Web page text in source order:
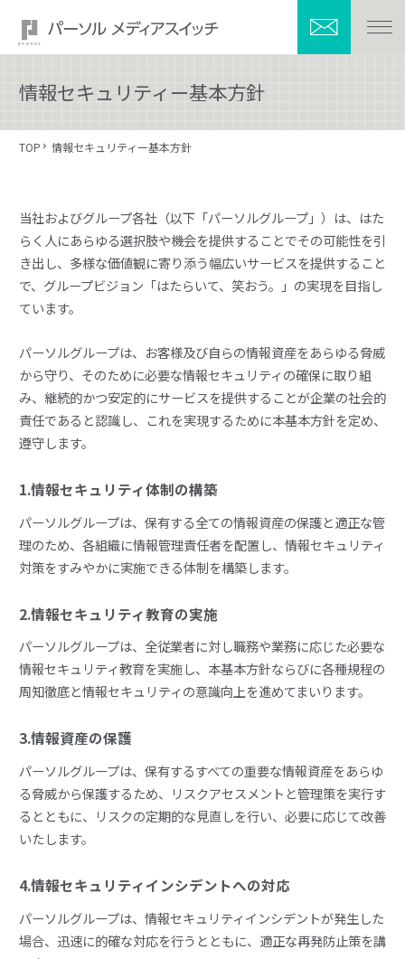
情報セキュリティー基本方針
TOP 情報セキュリティー基本方針
当社およびグループ各社（以下「パーソルグループ」）は、はた
らく人にあらゆる選択肢や機会を提供することでその可能性を引
き出し、多様な価値観に寄り添う幅広いサービスを提供すること
で、グループビジョン「はたらいて、笑おう。」の実現を目指し
ています。
パーソルグループは、お客様及び自らの情報資産をあらゆる脅威
から守り、そのために必要な情報セキュリティの確保に取り組
み、継続的かつ安定的にサービスを提供することが企業の社会的
責任であると認識し、これを実現するために本基本方針を定め、
遵守します。
1.情報セキュリティ体制の構築
パーソルグループは、保有する全ての情報資産の保護と適正な管
理のため、各組織に情報管理責任者を配置し、情報セキュリティ
対策をすみやかに実施できる体制を構築します。
2.情報セキュリティ教育の実施
パーソルグループは、全従業者に対し職務や業務に応じた必要な
情報セキュリティ教育を実施し、本基本方針ならびに各種規程の
周知徹底と情報セキュリティの意識向上を進めてまいります。
3.情報資産の保護
パーソルグループは、保有するすべての重要な情報資産をあらゆ
る脅威から保護するため、リスクアセスメントと管理策を実行す
るとともに、リスクの定期的な見直しを行い、必要に応じて改善
いたします。
4.情報セキュリティインシデントへの対応
パーソルグループは、情報セキュリティインシデントが発生した
場合、迅速に的確な対応を行うとともに、適正な再発防止策を講